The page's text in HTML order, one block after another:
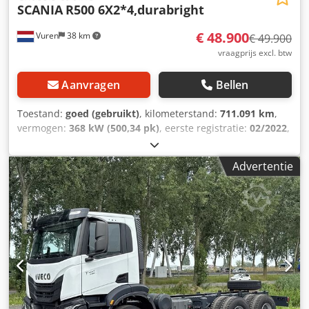
Vuren 38 km
SCANIA R500 6X2*4,durabright
€ 48.900€ 49.900
vraagprijs excl. btw
Aanvragen Bellen
Toestand: goed (gebruikt), kilometerstand: 711.091 km,
vermogen: 368 kW (500,34 pk), eerste registratie: 02/2022,
, bandenmaten:
asconfiguratie:6x2, wielbasis:4.750 mm, brandstof:
diesel, remmen:retarder, kleur:overig,
bestuurderscabine:slaapcabine, soort overbrenging:
automatisch, aantal versnellingen:12, emissieklasse:Euro
6, ophanging:staal-lucht, totale lengte:9.750 mm, totale
breedte:2.550 mm , totale hoogte:3.910 mm, Bouwjaar:
2022, Uitrusting:ABS, Apple CarPlay, Bluetooth,
airconditioning, centrale vergrendeling, cruise control,
elektrisch verstelbare spiegel, elektrische
raamverstelling, navigatiesysteem, retarder, standkachel,
stoelverwarming, tractieregeling, = Aanvullende opties en
Advertentie